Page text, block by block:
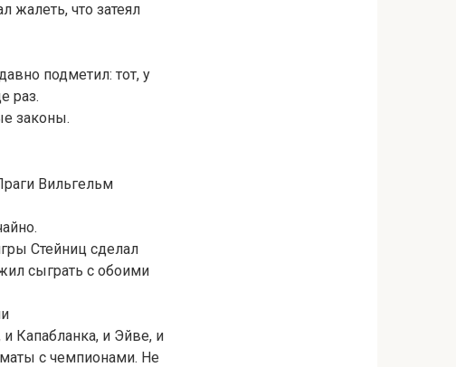
что затеял
подметил: тот, у
раз.
законы.
Вильгельм
Стейниц сделал
сыграть с обоими
Капабланка, и Эйве, и
с чемпионами. Не